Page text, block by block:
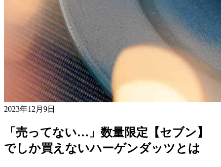
2023年12月9日
「売ってない…」数量限定【セブン】
でしか買えないハーゲンダッツとは